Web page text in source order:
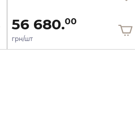
56 680.00
грн/шт